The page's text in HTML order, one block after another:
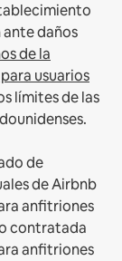
daños
de la
usuarios
límites de las
de
de Airbnb
anfitriones
contratada
anfitriones